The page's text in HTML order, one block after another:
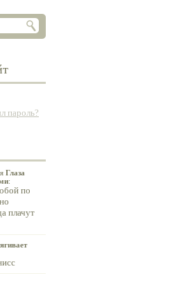
пароль?
Глаза
:
по
плачут